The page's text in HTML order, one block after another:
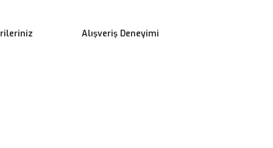
Alışveriş Deneyimi